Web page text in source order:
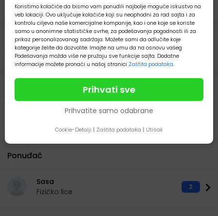
Koristimo kolačiće da bismo vam ponudili najbolje moguće iskustvo na
veb lokaciji. Ovo uključuje kolačiće koji su neophodni za rad sajta i za
kontrolu ciljeva naše komercijalne kompanije, kao i one koje se koriste
samo u anonimne statističke svrhe, za podešavanja pogodnosti ili za
prikaz personalizovanog sadržaja. Možete sami da odlučite koje
kategorije želite da dozvolite. Imajte na umu da na osnovu vašeg
Podešavanja možda više ne pružaju sve funkcije sajta. Dodatne
informacije možete pronaći u našoj stranici Zaštita podataka.
Prihvati sve
Prihvatite samo odabrane
Cookie-Detalji | Zaštita podataka | Utisak
26 Juli 2026
931
Detalji
Stanje:
Prodajem automobil Kia Ceed 2013. godiste u odlicnom
Ponuđač
Sasa
Fizičko lice
2